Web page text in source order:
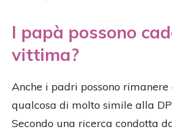
I papà possono
vittima?
Anche i padri possono
qualcosa di molto simile alla
Secondo una ricerca condotta